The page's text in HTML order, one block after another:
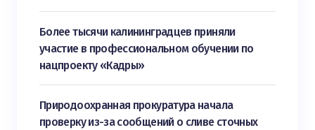
Более тысячи калининградцев приняли
участие в профессиональном обучении по
нацпроекту «Кадры»
Природоохранная прокуратура начала
проверку из-за сообщений о сливе сточных